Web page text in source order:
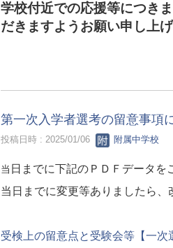
学校付近での応援等につき
だきますようお願い申し上げ
第一次入学者選考の留意事項
投稿日時 : 2025/01/06 附属中学校
当 日までに下記のＰＤＦデータを
当日までに変更等ありましたら、
受検上の留意点と受験会等【一次